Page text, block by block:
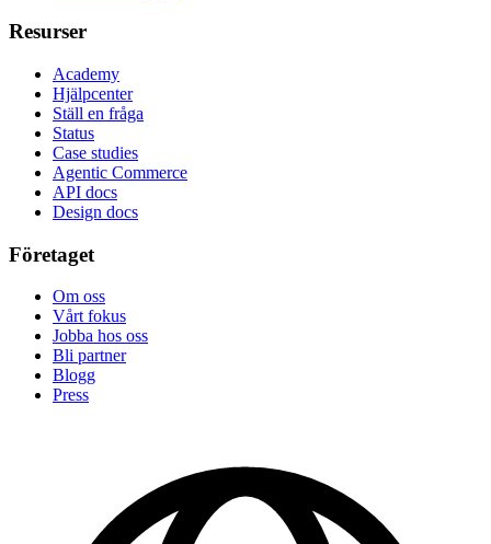
Resurser
Academy
Hjälpcenter
Ställ en fråga
Status
Case studies
Agentic Commerce
API docs
Design docs
Företaget
Om oss
Vårt fokus
Jobba hos oss
Bli partner
Blogg
Press